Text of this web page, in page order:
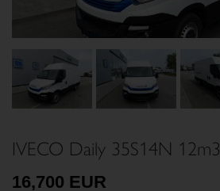
IVECO Daily 35S14N 12m3
16,700 EUR